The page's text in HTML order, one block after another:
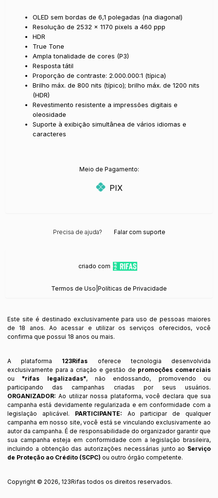
OLED sem bordas de 6,1 polegadas (na diagonal)
Resolução de 2532 x 1170 pixels a 460 ppp
HDR
True Tone
Ampla tonalidade de cores (P3)
Resposta tátil
Proporção de contraste: 2.000.000:1 (típica)
Brilho máx. de 800 nits (típico); brilho máx. de 1200 nits
(HDR)
Revestimento resistente a impressões digitais e
oleosidade
Suporte à exibição simultânea de vários idiomas e
caracteres
Meio de Pagamento:
PIX
Precisa de ajuda? Falar com suporte
criado com
Termos de Uso Políticas de Privacidade
Este site é destinado exclusivamente para uso de pessoas maiores
de 18 anos. Ao acessar e utilizar os serviços oferecidos, você
confirma que possui 18 anos ou mais.
A plataforma 123Rifas oferece tecnologia desenvolvida
exclusivamente para a criação e gestão de promoções comerciais
ou "rifas legalizadas", não endossando, promovendo ou
participando das campanhas criadas por seus usuários.
ORGANIZADOR: Ao utilizar nossa plataforma, você declara que sua
campanha está devidamente regularizada e em conformidade com a
legislação aplicável. PARTICIPANTE: Ao participar de qualquer
campanha em nosso site, você está se vinculando exclusivamente ao
autor da campanha. É de responsabilidade do organizador garantir que
sua campanha esteja em conformidade com a legislação brasileira,
incluindo a obtenção das autorizações necessárias junto ao Serviço
de Proteção ao Crédito (SCPC) ou outro órgão competente.
Copyright © 2026, 123Rifas todos os direitos reservados.